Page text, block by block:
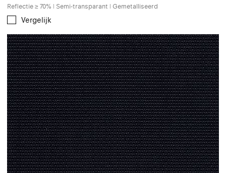
Reflectie ≥ 70% | Semi-transparant | Gemetalliseerd
Vergelijk